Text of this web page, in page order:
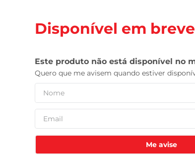
Disponível em breve
Me avise